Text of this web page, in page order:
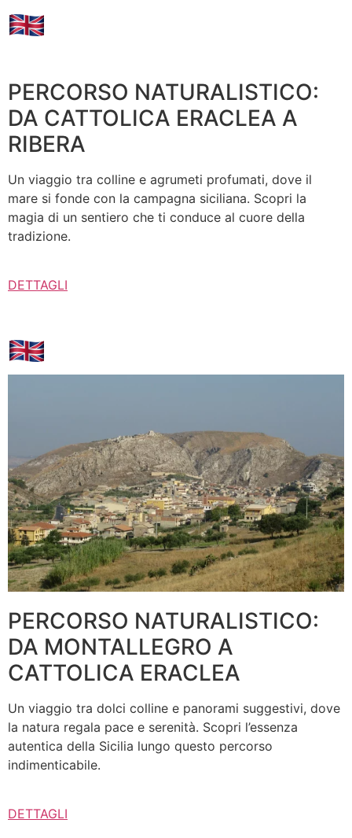
PERCORSO NATURALISTICO:
DA CATTOLICA ERACLEA A
RIBERA
Un viaggio tra colline e agrumeti profumati, dove il
mare si fonde con la campagna siciliana. Scopri la
magia di un sentiero che ti conduce al cuore della
tradizione.
DETTAGLI
PERCORSO NATURALISTICO:
DA MONTALLEGRO A
CATTOLICA ERACLEA
Un viaggio tra dolci colline e panorami suggestivi, dove
la natura regala pace e serenità. Scopri l’essenza
autentica della Sicilia lungo questo percorso
indimenticabile.
DETTAGLI